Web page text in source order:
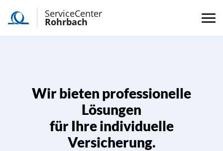
ServiceCenter
Rohrbach
Wir bieten professionelle
Lösungen
für Ihre individuelle
Versicherung.